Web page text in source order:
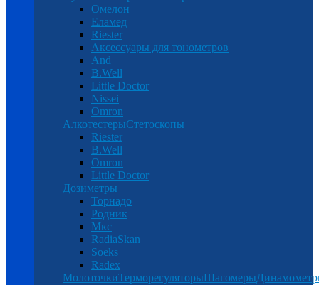
Омелон
Еламед
Riester
Аксессуары для тонометров
And
B.Well
Little Doctor
Nissei
Omron
АлкотестерыСтетоскопы
Riester
B.Well
Omron
Little Doctor
Дозиметры
Торнадо
Родник
Мкс
RadiaSkan
Soeks
Radex
МолоточкиТерморегуляторыШагомеры